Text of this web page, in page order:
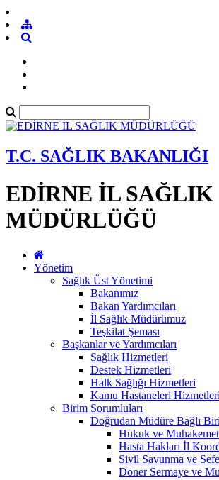
T.C. SAĞLIK BAKANLIĞI
EDİRNE İL SAĞLIK
MÜDÜRLÜĞÜ
Yönetim
Sağlık Üst Yönetimi
Bakanımız
Bakan Yardımcıları
İl Sağlık Müdürümüz
Teşkilat Şeması
Başkanlar ve Yardımcıları
Sağlık Hizmetleri
Destek Hizmetleri
Halk Sağlığı Hizmetleri
Kamu Hastaneleri Hizmetleri
Birim Sorumluları
Doğrudan Müdüre Bağlı
Hukuk ve
Hasta Hakları İl
Sivil Savunma ve
Döner Sermaye ve